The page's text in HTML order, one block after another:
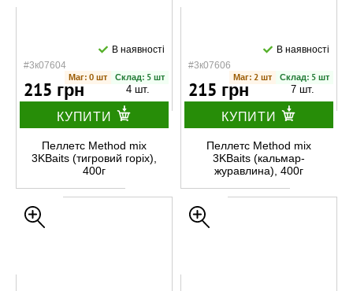
#3к07604
В наявності
Маг: 0 шт Склад: 5 шт
215 грн 4 шт.
КУПИТИ
Пеллетс Method mix
3KBaits (тигровий горіх),
400г
#3к07606
В наявності
Маг: 2 шт Склад: 5 шт
215 грн 7 шт.
КУПИТИ
Пеллетс Method mix
3KBaits (кальмар-
журавлина), 400г